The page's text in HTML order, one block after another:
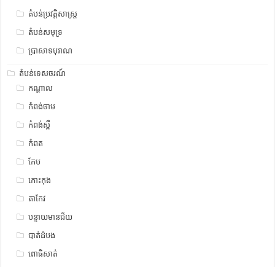
តំបន់ប្រវត្តិសាស្រ្ត
តំបន់សមុទ្រ
ប្រាសាទបុរាណ
តំបន់ទេសចរណ៍
កណ្តាល
កំពង់ចាម
កំពង់ស្ពឺ
កំពត
កែប
កោះកុង
តាកែវ
បន្ទាយមានជ័យ
បាត់ដំបង
ពោធិសាត់